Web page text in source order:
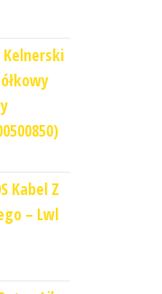
Kabel Z
– Lwl